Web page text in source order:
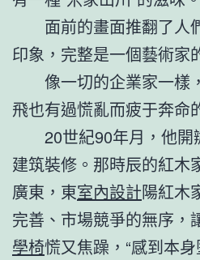
面前的畫面推翻了人
印象，完整是一個藝術家
像一切的企業家一樣，
飛也有過慌亂而疲于奔命
20世紀90年月，他
建筑裝修。那時辰的紅木
廣東，東室內設計陽紅木
完善、市場競爭的無序，
學椅慌又焦躁，“感到本身